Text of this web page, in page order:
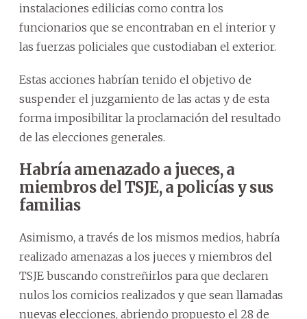
instalaciones edilicias como contra los
funcionarios que se encontraban en el interior y
las fuerzas policiales que custodiaban el exterior.
Estas acciones habrían tenido el objetivo de
suspender el juzgamiento de las actas y de esta
forma imposibilitar la proclamación del resultado
de las elecciones generales.
Habría amenazado a jueces, a
miembros del TSJE, a policías y sus
familias
Asimismo, a través de los mismos medios, habría
realizado amenazas a los jueces y miembros del
TSJE buscando constreñirlos para que declaren
nulos los comicios realizados y que sean llamadas
nuevas elecciones, abriendo propuesto el 28 de